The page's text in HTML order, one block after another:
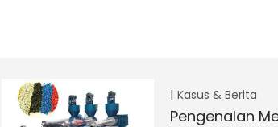
Kasus & Berita
Pengenalan